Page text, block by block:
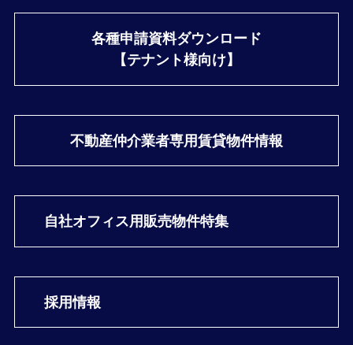
各種申請資料ダウンロード
【テナント様向け】
不動産仲介業者専用賃貸物件情報
自社オフィス用販売物件特集
採用情報